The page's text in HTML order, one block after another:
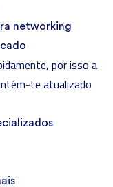
networking
por isso a
te atualizado